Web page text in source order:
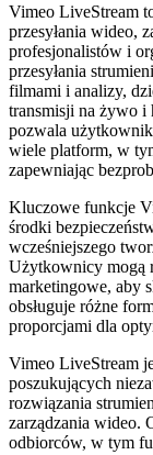
Vimeo LiveStream
przesyłania wideo,
profesjonalistów i
przesyłania
filmami i analizy,
transmisji na żywo i
pozwala
wiele platform, w
zapewniając
Kluczowe funkcje
środki
wcześniejszego
Użytkownicy mogą
marketingowe, aby
obsługuje różne
proporcjami dla
Vimeo LiveStream
poszukujących
rozwiązania
zarządzania wideo.
odbiorców, w tym